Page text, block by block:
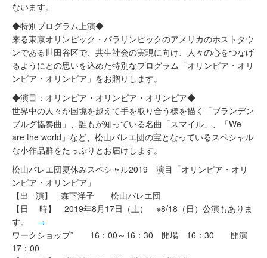
ないます。
◆特別プログラム上演◆
来る東京オリンピック・パラリンピックのアメリカのホストタウ
ンである世田谷区で、共生社会の実現に向け、人々の心をつなげ
るようにとの思いを込めた特別なプログラム「オリンピア・オリ
ンピア・オリンピア」をお贈りします。
◆演目：オリンピア・オリンピア・オリンピア◆
世界中の人々が国境を越えて手を取り合う様を描く「ブランデン
ブルグ協奏曲」、誰もが知っている名曲「スマイル」、「We
are the world」など、松山バレエ団の宝となっているスペシャル
な小作品群をたっぷりとお届けします。
松山バレエ団夏休みスペシャル2019 演目「オリンピア・オリ
ンピア・オリンピア」
【出 演】 森下洋子 松山バレエ団
【日 時】 2019年8月17日（土） ※8/18（日）公演もありま
す。 →
ワークショップ* 16：00～16：30 開場 16：30 開演
17：00